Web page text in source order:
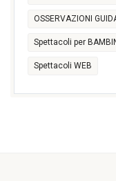
OSSERVAZIONI
Spettacoli per
Spettacoli WEB